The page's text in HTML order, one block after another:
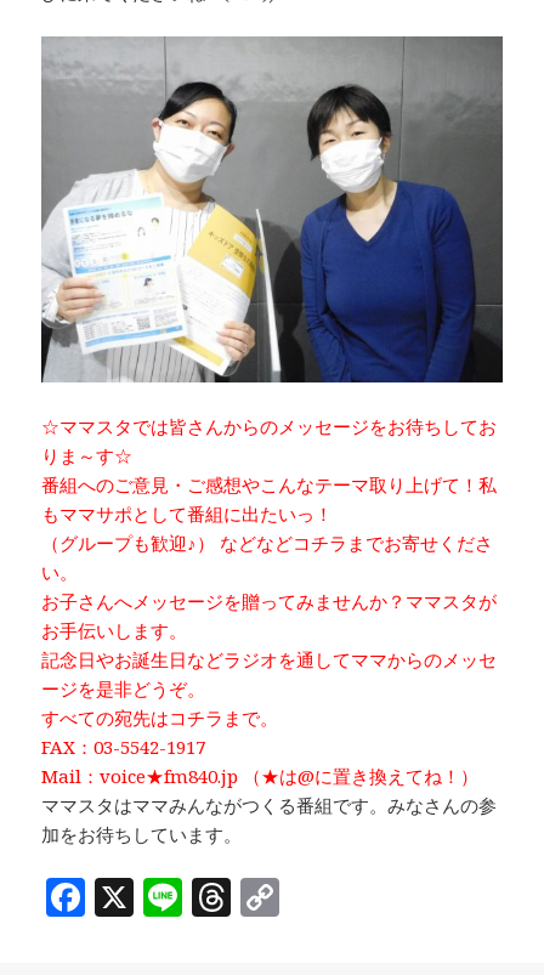
☆ママスタでは皆さんからのメッセージをお待ちしてお
りま～す☆
番組へのご意見・ご感想やこんなテーマ取り上げて！私
もママサポとして番組に出たいっ！
（グループも歓迎♪） などなどコチラまでお寄せくださ
い。
お子さんへメッセージを贈ってみませんか？ママスタが
お手伝いします。
記念日やお誕生日などラジオを通してママからのメッセ
ージを是非どうぞ。
すべての宛先はコチラまで。
FAX：03-5542-1917
Mail：voice★fm840.jp （★は@に置き換えてね！）
ママスタはママみんながつくる番組です。みなさんの参
加をお待ちしています。
F X Li T